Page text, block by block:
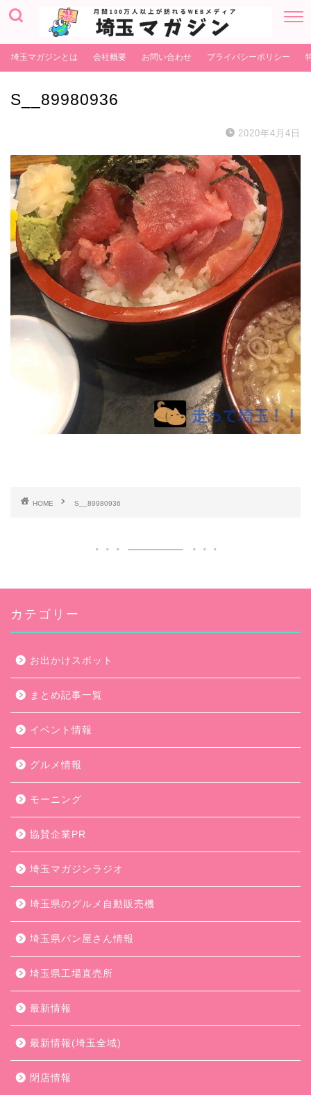
埼玉マガジンとは 会社概要 お問い合わせ プライバシーポリシー
S__89980936
2020年4月4日
HOME S__89980936
カテゴリー
お出かけスポット
まとめ記事一覧
イベント情報
グルメ情報
モーニング
協賛企業PR
埼玉マガジンラジオ
埼玉県のグルメ自動販売機
埼玉県パン屋さん情報
埼玉県工場直売所
最新情報
最新情報(埼玉全域)
閉店情報